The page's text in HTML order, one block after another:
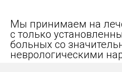
Мы принимаем на
с только
больных со
неврологическими